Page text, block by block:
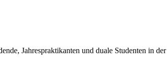
Jahrespraktikanten und duale Studenten in